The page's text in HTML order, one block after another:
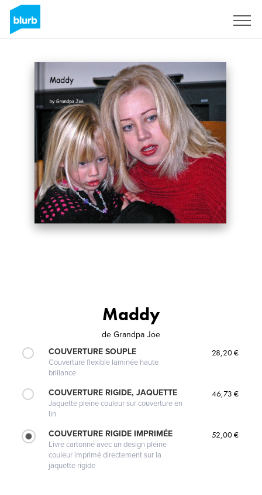
Maddy
de Grandpa Joe
COUVERTURE SOUPLE
Couverture flexible laminée haute
brillance
28,20 €
COUVERTURE RIGIDE, JAQUETTE
Jaquette pleine couleur sur couverture en
lin
46,73 €
COUVERTURE RIGIDE IMPRIMÉE
Livre cartonné avec un design pleine
couleur imprimé directement sur la
jaquette rigide
52,00 €